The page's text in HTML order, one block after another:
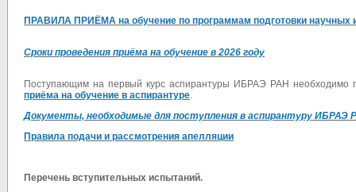
ПРАВИЛА ПРИЁМА на обучение по программам подготовки научных
Сроки проведения приёма на обучение в 2026 году
Поступающим на первый курс аспирантуры ИБРАЭ РАН необходимо
приёма на обучение в аспирантуре.
Документы, необходимые для поступления в аспирантуру ИБРАЭ
Правила подачи и рассмотрения апелляции
Перечень вступительных испытаний.